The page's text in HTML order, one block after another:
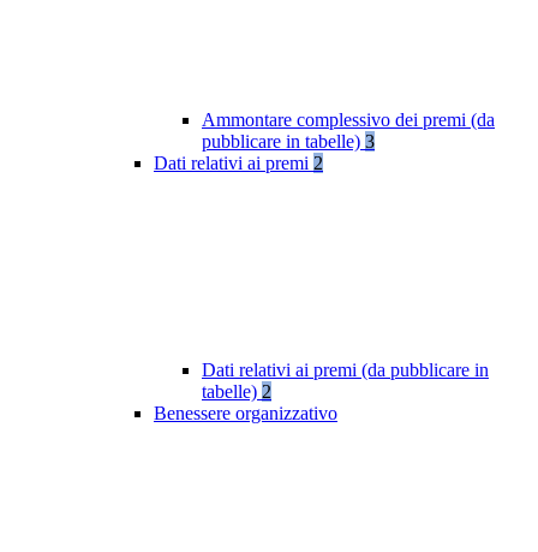
Ammontare complessivo dei premi (da
pubblicare in tabelle) 3
Dati relativi ai premi 2
Dati relativi ai premi (da pubblicare in
tabelle) 2
Benessere organizzativo